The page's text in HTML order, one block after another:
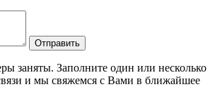
Отправить
заняты. Заполните один или несколько
и мы свяжемся с Вами в ближайшее